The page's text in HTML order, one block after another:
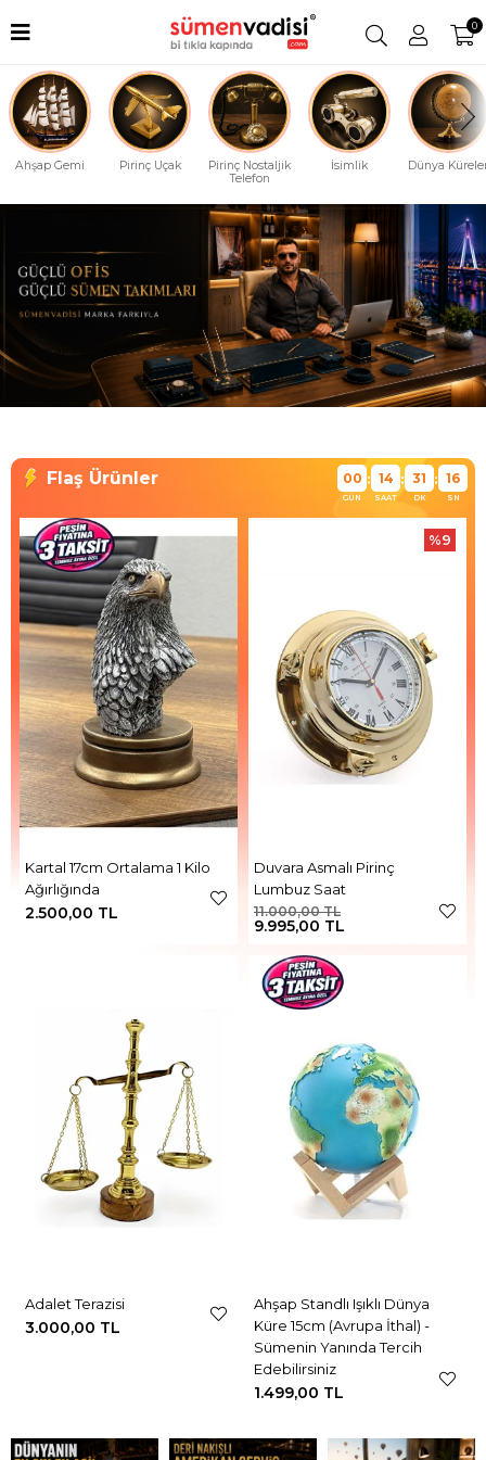
0
Ahşap Gemi Pirinç Uçak
Pirinç Nostaljik
Telefon
İsimlik Dünya
Kartal 17cm Ortalama 1 Kilo
Ağırlığında
2.500,00 TL
%9
Duvara Asmalı Pirinç
Lumbuz Saat
9.995,00 TL
11.000,00 TL
Adalet Terazisi
3.000,00 TL
Ahşap Standlı Işıklı Dünya
Küre 15cm (Avrupa İthal) -
Sümenin Yanında Tercih
Edebilirsiniz
1.499,00 TL
00
GÜN
: 14
SAAT
: 31
DK
: 15
SN